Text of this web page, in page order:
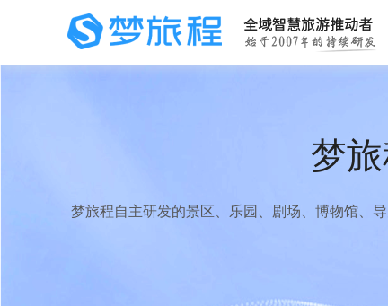
梦
梦旅程自主研发的景区、乐园、剧场、博物馆、